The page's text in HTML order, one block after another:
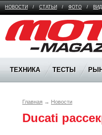
НОВОСТИ / СТАТЬИ / ФОТО /
Moto Magazine
ТЕХНИКА ТЕСТЫ
Главная → Новости
Ducati